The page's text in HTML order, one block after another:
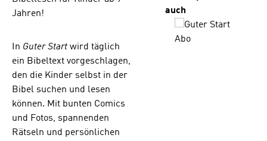
Jahren!
In Guter Start wird täglich
ein Bibeltext vorgeschlagen,
den die Kinder selbst in der
Bibel suchen und lesen
können. Mit bunten Comics
und Fotos, spannenden
Rätseln und persönlichen
auch